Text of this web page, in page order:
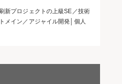
新プロジェクトの上級SE／技術
メイン／アジャイル開発│個人